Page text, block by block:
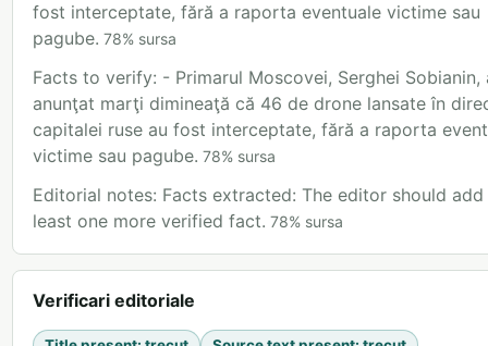
fost interceptate, fără a raporta eventuale victime sau
pagube. 78% sursa
Facts to verify: - Primarul Moscovei, Serghei Sobianin,
anunţat marţi dimineaţă că 46 de drone lansate în
capitalei ruse au fost interceptate, fără a raporta
victime sau pagube. 78% sursa
Editorial notes: Facts extracted: The editor should
least one more verified fact. 78% sursa
Verificari editoriale